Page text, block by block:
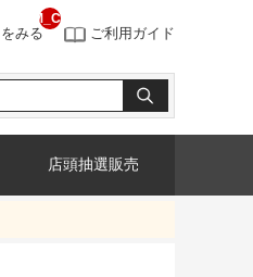
みる
__ITM_CNT__
ご利用ガイド
店頭抽選販売